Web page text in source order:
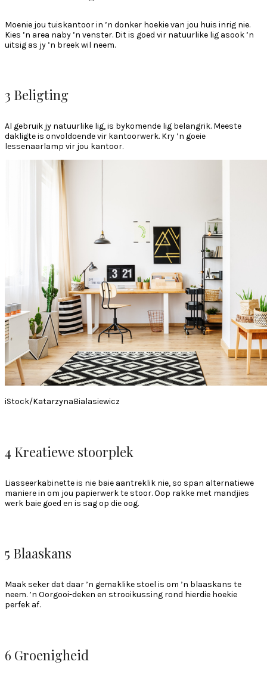
Moenie jou tuiskantoor in ’n donker hoekie van jou huis inrig nie.
Kies ’n area naby ’n venster. Dit is goed vir natuurlike lig asook ’n
uitsig as jy ’n breek wil neem.
3 Beligting
Al gebruik jy natuurlike lig, is bykomende lig belangrik. Meeste
dakligte is onvoldoende vir kantoorwerk. Kry ’n goeie
lessenaarlamp vir jou kantoor.
iStock/KatarzynaBialasiewicz
4 Kreatiewe stoorplek
Liasseerkabinette is nie baie aantreklik nie, so span alternatiewe
maniere in om jou papierwerk te stoor. Oop rakke met mandjies
werk baie goed en is sag op die oog.
5 Blaaskans
Maak seker dat daar ’n gemaklike stoel is om ’n blaaskans te
neem. ’n Oorgooi-deken en strooikussing rond hierdie hoekie
perfek af.
6 Groenigheid